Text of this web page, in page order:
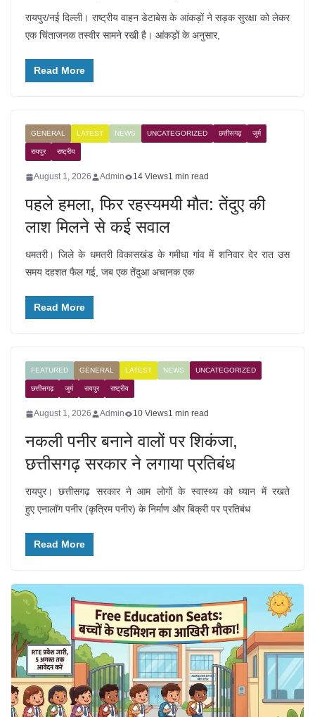
रायपुर/नई दिल्ली। राष्ट्रीय वाहन डेटाबेस के आंकड़ों ने सड़क सुरक्षा को लेकर
एक चिंताजनक तस्वीर सामने रखी है। आंकड़ों के अनुसार,
Read More
GENERAL LATEST NEWS UNCATEGORIZED छत्तीसगढ़ जुर्म
रायपुर राष्ट्रीय
August 1, 2026 Admin 14 Views1 min read
पहले हमला, फिर रहस्यमयी मौत: तेंदुए की
लाश मिलने से कई सवाल
धमतरी। जिले के धमतरी विकासखंड के गमीधा गांव में शनिवार देर रात उस
समय दहशत फैल गई, जब एक तेंदुआ अचानक एक
Read More
FEATURED GENERAL LATEST NEWS UNCATEGORIZED
छत्तीसगढ़ जुर्म रायपुर राष्ट्रीय
August 1, 2026 Admin 10 Views1 min read
नकली पनीर बनाने वालों पर शिकंजा,
छत्तीसगढ़ सरकार ने लगाया प्रतिबंध
रायपुर। छत्तीसगढ़ सरकार ने आम लोगों के स्वास्थ्य को ध्यान में रखते
हुए एनालॉग पनीर (कृत्रिम पनीर) के निर्माण और बिक्री पर प्रतिबंध
Read More